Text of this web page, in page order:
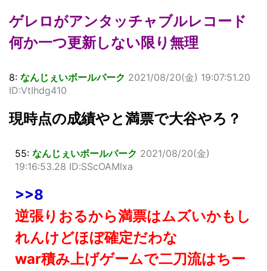
ゲレロがアンタッチャブルレコード
何か一つ更新しない限り無理
8: なんじぇいボールパーク 2021/08/20(金) 19:07:51.20
ID:VtIhdg410
現時点の成績やと満票で大谷やろ？
55: なんじぇいボールパーク 2021/08/20(金)
19:16:53.28 ID:SScOAMlxa
>>8
逆張りおるから満票はムズいかもし
れんけどほぼ確定だわな
war積み上げゲームで二刀流はちー